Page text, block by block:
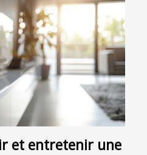
et entretenir une